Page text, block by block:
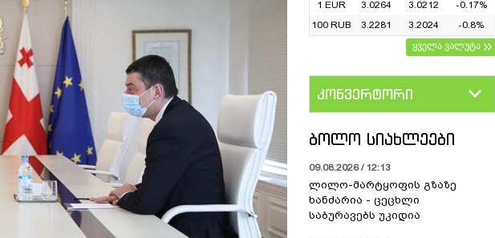
1 EUR
3.0264 3.0212
-0.17%
100 RUB
3.2281 3.2024
-0.8%
ყველა ვალუტა
კონვერტორი
ᲑᲝᲚᲝ ᲡᲘᲐᲮᲚᲔᲔᲑᲘ
09.08.2026 / 12:13
ლილო-მარტყოფის გზაზე
ხანძარია - ცეცხლი
საბურავებს უკიდია